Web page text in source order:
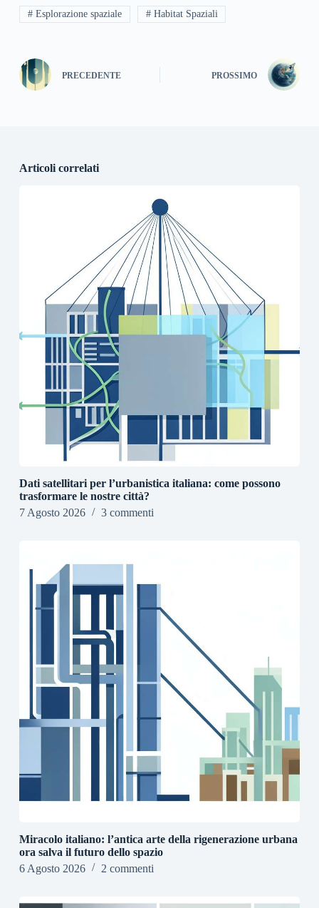
# Esplorazione spaziale # Habitat Spaziali
PRECEDENTE PROSSIMO
Articoli correlati
Dati satellitari per l’urbanistica italiana: come possono
trasformare le nostre città?
7 Agosto 2026
3 commenti
Miracolo italiano: l’antica arte della rigenerazione urbana
ora salva il futuro dello spazio
6 Agosto 2026
2 commenti